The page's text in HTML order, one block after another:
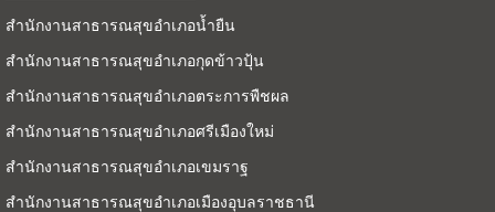
สำนักงานสาธารณสุขอำเภอน้ำยืน
สำนักงานสาธารณสุขอำเภอกุดข้าวปุ้น
สำนักงานสาธารณสุขอำเภอตระการพืชผล
สำนักงานสาธารณสุขอำเภอศรีเมืองใหม่
สำนักงานสาธารณสุขอำเภอเขมราฐ
สำนักงานสาธารณสุขอำเภอเมืองอุบลราชธานี